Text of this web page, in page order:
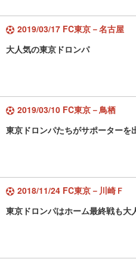
2019/03/17 FC東京－名古屋
大人気の東京ドロンパ
2019/03/10 FC東京－鳥栖
東京ドロンパたちがサポーターを
2018/11/24 FC東京－川崎Ｆ
東京ドロンパはホーム最終戦も大